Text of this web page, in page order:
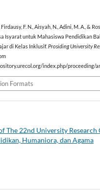
Firdausy, F. N., Aisyah, N., Adini, M. A., &
Isyarat untuk Mahasiswa Pendidikan
di Kelas Inklusif. Prosiding University
index.php/proceeding/
Formats
The 22nd University
Humaniora, dan Agama